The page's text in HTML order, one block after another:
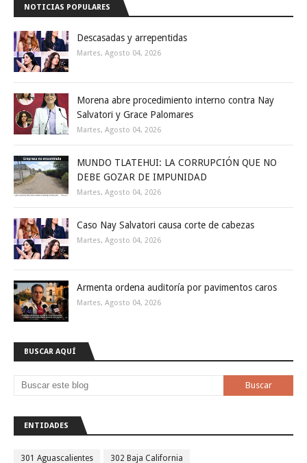
NOTICIAS POPULARES
Descasadas y arrepentidas
Martes, Agosto 04, 2026
Morena abre procedimiento interno contra Nay
Salvatori y Grace Palomares
Martes, Agosto 04, 2026
MUNDO TLATEHUI: LA CORRUPCIÓN QUE NO
DEBE GOZAR DE IMPUNIDAD
Martes, Agosto 04, 2026
Caso Nay Salvatori causa corte de cabezas
Martes, Agosto 04, 2026
Armenta ordena auditoría por pavimentos caros
Martes, Agosto 04, 2026
BUSCAR AQUÍ
ENTIDADES
301 Aguascalientes 302 Baja California